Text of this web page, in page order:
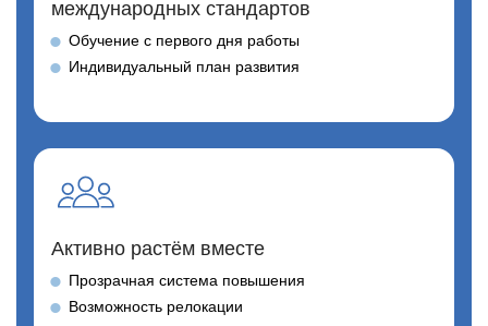
международных стандартов
Обучение с первого дня работы
Индивидуальный план развития
Активно растём вместе
Прозрачная система повышения
Возможность релокации